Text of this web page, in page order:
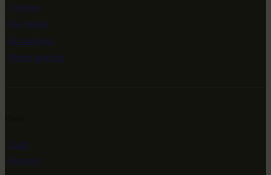
Главная
Выставки
Коллекции
Мероприятия
Сайт
Контакт